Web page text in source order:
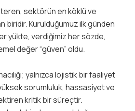
sektörün en köklü ve
biridir. Kurulduğumuz ilk günden
yükte, verdiğimiz her sözde,
değer “güven” oldu.
yalnızca lojistik bir faaliyet
sorumluluk, hassasiyet ve
kritik bir süreçtir.